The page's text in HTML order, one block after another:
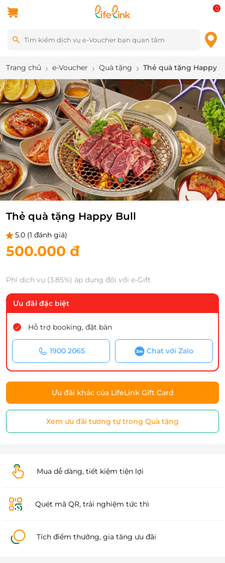
0
Trang chủ e-Voucher Quà tặng Thẻ quà tặng Happy
3/3
Thẻ quà tặng Happy Bull
5.0 (1 đánh giá)
500.000 đ
Phí dịch vụ (3.85%) áp dụng đối với e-Gift
Ưu đãi đặc biệt
Hỗ trợ booking, đặt bàn
1900 2065 Chat với Zalo
Ưu đãi khác của LifeLink Gift Card
Xem ưu đãi tương tự trong Quà tặng
Mua dễ dàng, tiết kiệm tiện lợi
Quét mã QR, trải nghiệm tức thì
Tích điểm thưởng, gia tăng ưu đãi